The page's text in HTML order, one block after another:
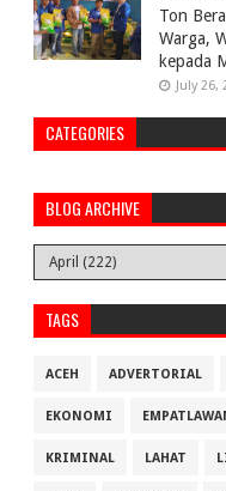
Ton
Warga,
kepada
July 26,
CATEGORIES
BLOG ARCHIVE
TAGS
ACEH ADVERTORIAL
EKONOMI
KRIMINAL LAHAT